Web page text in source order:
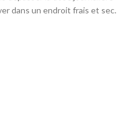
dans un endroit frais et sec.